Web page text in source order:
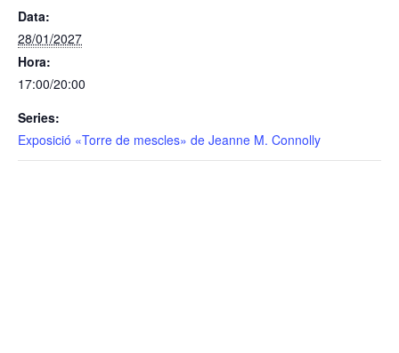
Data:
28/01/2027
Hora:
17:00/20:00
Series:
Exposició «Torre de mescles» de Jeanne M. Connolly